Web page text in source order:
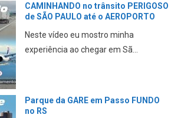
CAMINHANDO no trânsito PERIGOSO
de SÃO PAULO até o AEROPORTO
Neste vídeo eu mostro minha
experiência ao chegar em Sã...
Parque da GARE em Passo FUNDO
no RS